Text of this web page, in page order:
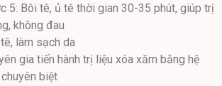
5: Bôi tê, ủ tê thời gian 30-35 phút, giúp trị
không đau
làm sạch da
gia tiến hành trị liệu xóa xăm bằng hệ
biệt